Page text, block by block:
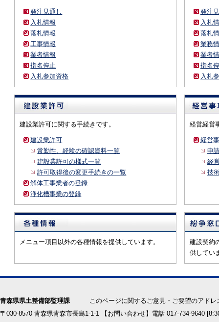
発注見通し
入札情報
落札情報
工事情報
業者情報
指名停止
入札参加資格
発注
入札
落札
業務
業者
指名
入札
建設業許可に関する手続きです。
建設業許可
常勤性、経験の確認資料一覧
建設業許可の様式一覧
許可取得後の変更手続きの一覧
解体工事業者の登録
浄化槽事業の登録
経営経営
経営
申
経
技
メニュー項目以外の各種情報を提供しています。
建設契約
供してい
青森県県土整備部監理課
このページに関するご意見・ご要望のアド
〒030-8570 青森県青森市長島1-1-1 【お問い合わせ】電話 017-734-9640